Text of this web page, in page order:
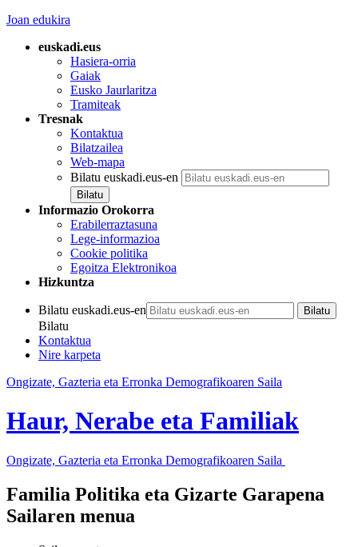
Joan edukira
euskadi.eus
Hasiera-orria
Gaiak
Eusko Jaurlaritza
Tramiteak
Tresnak
Kontaktua
Bilatzailea
Web-mapa
Bilatu euskadi.eus-en
Informazio Orokorra
Erabilerraztasuna
Lege-informazioa
Cookie politika
Egoitza Elektronikoa
Hizkuntza
Bilatu euskadi.eus-en
Bilatu
Kontaktua
Nire karpeta
Ongizate, Gazteria eta Erronka Demografikoaren Saila
Haur, Nerabe eta Familiak
Ongizate, Gazteria eta Erronka Demografikoaren Saila
Familia Politika eta Gizarte Garapena
Sailaren menua